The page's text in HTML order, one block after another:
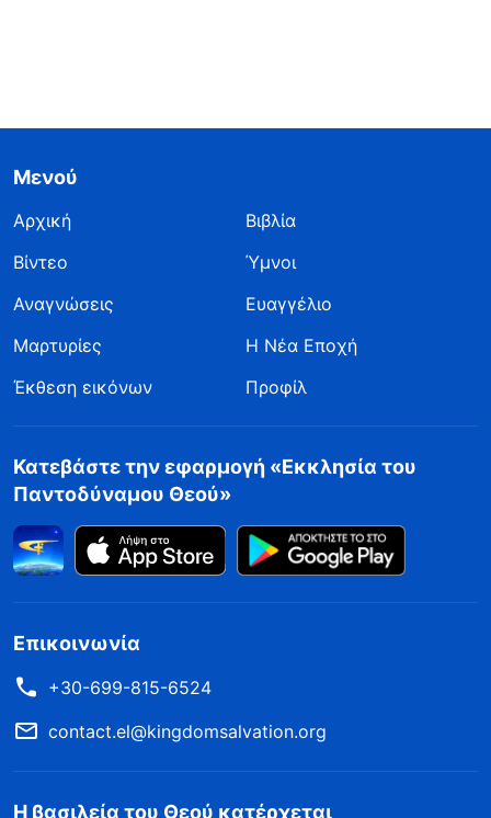
Μενού
Αρχική
Βιβλία
Βίντεο
Ύμνοι
Αναγνώσεις
Ευαγγέλιο
Μαρτυρίες
Η Νέα Εποχή
Έκθεση εικόνων
Προφίλ
Κατεβάστε την εφαρμογή «Εκκλησία του
Παντοδύναμου Θεού»
Επικοινωνία
+30-699-815-6524
contact.el@kingdomsalvation.org
Η βασιλεία του Θεού κατέρχεται